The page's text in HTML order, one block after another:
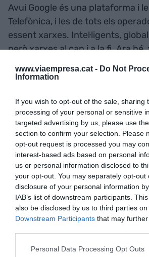
www.viaempresa.cat - Do Not
Information
If you wish to opt-out of the sale, sharing
processing of your personal or sensitive
targeted advertising by us, please use
section to confirm your selection. Please
opt-out request is processed you may
interest-based ads based on personal
us or personal information disclosed to
your opt-out. You may separately opt-out
disclosure of your personal information
IAB’s list of downstream participants.
also be disclosed by us to third parties on
Downstream Participants that may
Personal Data Processing Opt Outs
Avui Google és una plataforma i
Telefònica, i les de tots els
essent xarxes. Intel·ligents,
però xarxes al cap i a la fi. Ara
aquesta línia. Si l’estàndard és
plataformes, que dit així potser
Future first ” però que si en veiem
concrets ho veurem tot clar.
Si l’estàndard és
bastament per la
les xarxes es
plataformes
Actuacions de música en